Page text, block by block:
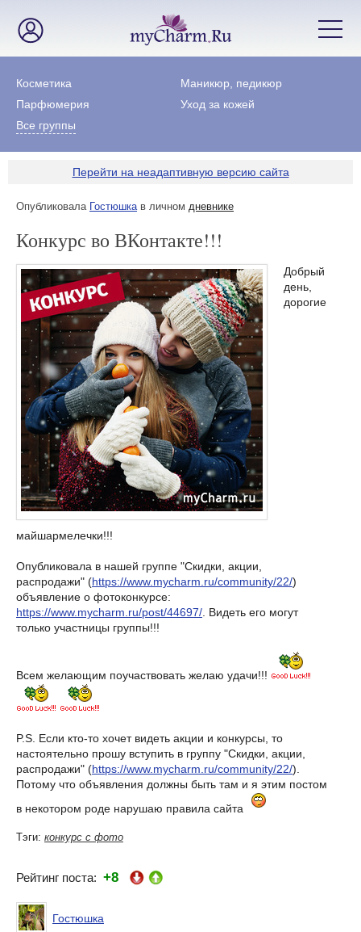
Косметика
Маникюр, педикюр
Парфюмерия
Уход за кожей
Все группы
Перейти на неадаптивную версию сайта
Опубликовала Гостюшкав личном дневнике
Конкурс во ВКонтакте!!!
Добрый
день,
дорогие
майшармелечки!!!
Опубликовала в нашей группе "Скидки, акции,
распродажи" (https://www.mycharm.ru/community/22/)
объявление о фотоконкурсе:
https://www.mycharm.ru/post/44697/ . Видеть его могут
только участницы группы!!!
Всем желающим поучаствовать желаю удачи!!!
P.S. Если кто-то хочет видеть акции и конкурсы, то
настоятельно прошу вступить в группу "Скидки, акции,
распродажи" (https://www.mycharm.ru/community/22/).
Потому что объявления должны быть там и я этим постом
в некотором роде нарушаю правила сайта
Тэги: конкурс с фото
Рейтинг поста: +8
Гостюшка